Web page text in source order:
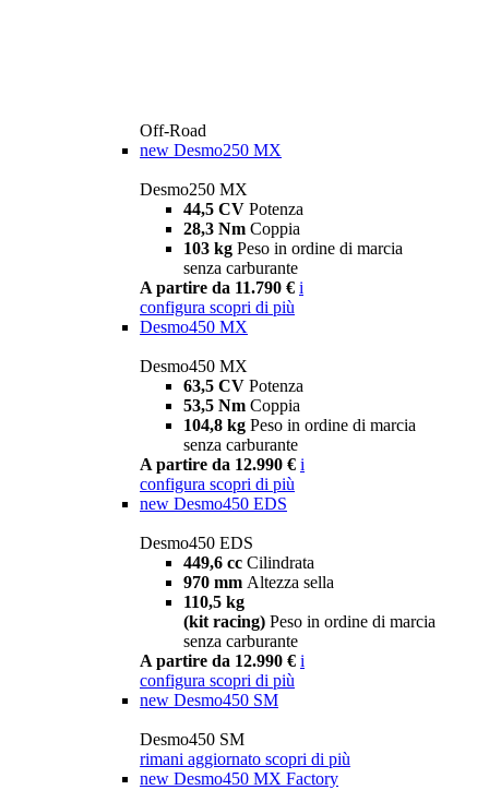
Off-Road
new Desmo250 MX
Desmo250 MX
44,5 CV Potenza
28,3 Nm Coppia
103 kg Peso in ordine di marcia
senza carburante
A partire da 11.790 € i
configura scopri di più
Desmo450 MX
Desmo450 MX
63,5 CV Potenza
53,5 Nm Coppia
104,8 kg Peso in ordine di marcia
senza carburante
A partire da 12.990 € i
configura scopri di più
new Desmo450 EDS
Desmo450 EDS
449,6 cc Cilindrata
970 mm Altezza sella
110,5 kg
(kit racing) Peso in ordine di marcia
senza carburante
A partire da 12.990 € i
configura scopri di più
new Desmo450 SM
Desmo450 SM
rimani aggiornato scopri di più
new Desmo450 MX Factory